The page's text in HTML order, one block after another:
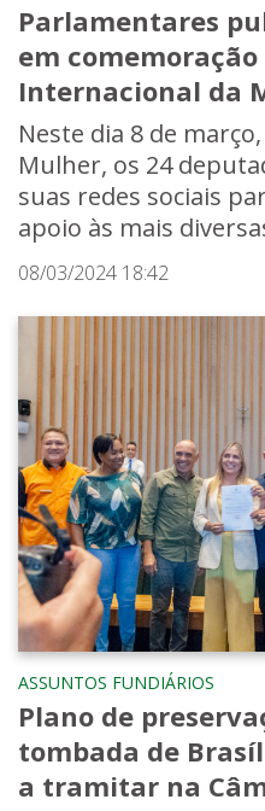
Parlamentares
em comemoração
Internacional da
Neste dia 8 de
Mulher, os 24
suas redes sociais
apoio às mais
08/03/2024 18:42
ASSUNTOS FUNDIÁRIOS
Plano de
tombada de
a tramitar na